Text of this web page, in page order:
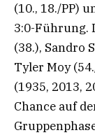
(10., 18./PP)
3:0-Führung.
(38.), Sandro
Tyler Moy
(1935, 2013,
Chance auf